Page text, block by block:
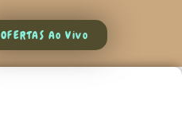
OFERTAS Ao Vivo